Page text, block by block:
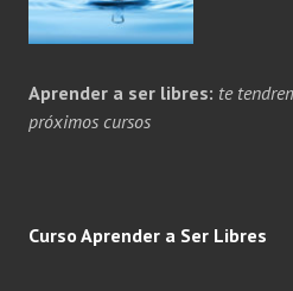
Aprender a ser libres: te
próximos cursos
Curso Aprender a Ser Libres